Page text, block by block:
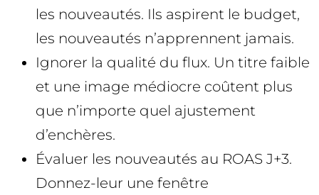
les nouveautés. Ils aspirent le budget,
les nouveautés n’apprennent jamais.
Ignorer la qualité du flux. Un titre faible
et une image médiocre coûtent plus
que n’importe quel ajustement
d’enchères.
Évaluer les nouveautés au ROAS J+3.
Donnez-leur une fenêtre